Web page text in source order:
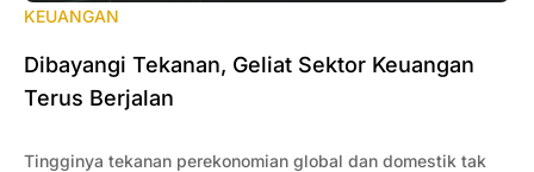
KEUANGAN
Dibayangi Tekanan, Geliat Sektor Keuangan
Terus Berjalan
Tingginya tekanan perekonomian global dan domestik tak